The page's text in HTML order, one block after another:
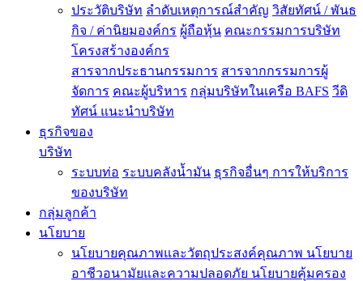
ประวัติบริษัท ลำดับเหตุการณ์สำคัญ วิสัยทัศน์ / พันธ
กิจ / ค่านิยมองค์กร ผู้ถือหุ้น คณะกรรมการบริษัท
โครงสร้างองค์กร
สารจากประธานกรรมการ สารจากกรรมการผู้
จัดการ คณะผู้บริหาร กลุ่มบริษัทในเครือ BAFS วีดิ
ทัศน์ แนะนำบริษัท
ธุรกิจของ
บริษัท
ระบบท่อ ระบบคลังน้ำมัน ธุรกิจอื่นๆ การให้บริการ
ของบริษัท
กลุ่มลูกค้า
นโยบาย
นโยบายคุณภาพและวัตถุประสงค์คุณภาพ นโยบาย
อาชีวอนามัยและความปลอดภัย นโยบายคุ้มครอง